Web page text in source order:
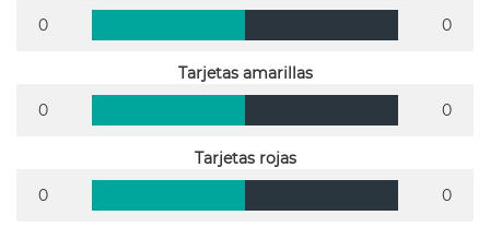
0
0
Tarjetas amarillas
0
0
Tarjetas rojas
0
0